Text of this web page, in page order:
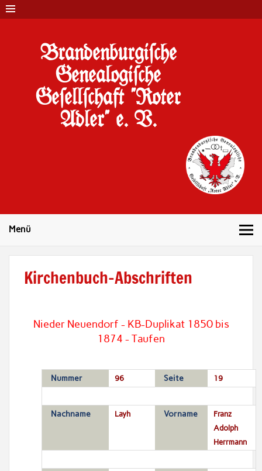
Brandenburgi#che
Genealogi#che
Ge#ell#chaft "Roter
Adler" e. V.
Menü
Kirchenbuch-Abschriften
Nieder Neuendorf - KB-Duplikat 1850 bis
1874 - Taufen
Nummer 96 Seite 19
Nachname Layh Vorname
Franz
Adolph
Herrmann